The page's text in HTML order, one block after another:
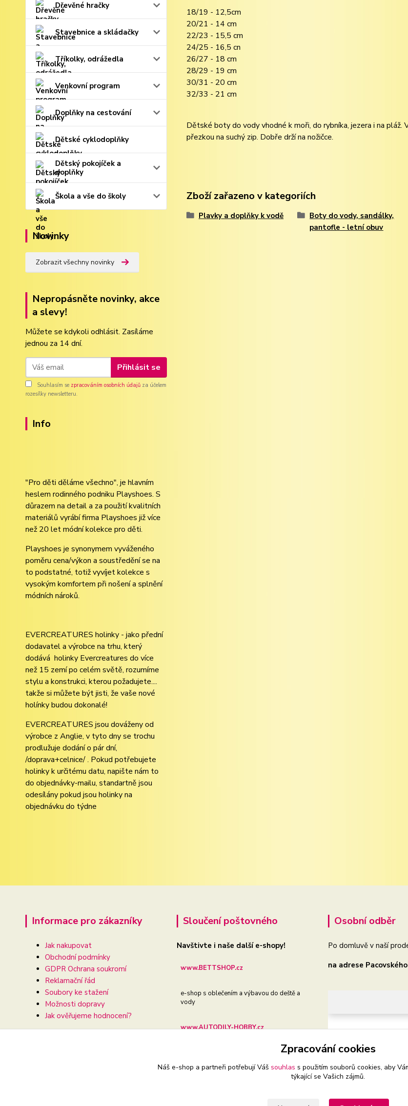
Dřevěné hračky
Stavebnice a skládačky
Tříkolky, odrážedla
Venkovní program
Doplňky na cestování
Dětské cyklodoplňky
Dětský pokojíček a
doplňky
Škola a vše do školy
Novinky
Zobrazit všechny novinky
Nepropásněte novinky, akce
a slevy!
Můžete se kdykoli odhlásit. Zasíláme
jednou za 14 dní.
Přihlásit se
Souhlasím se zpracováním osobních údajů za účelem
rozesílky newsletteru.
Info
"Pro děti děláme všechno", je hlavním
heslem rodinného podniku Playshoes. S
důrazem na detail a za použití kvalitních
materiálů vyrábí firma Playshoes již více
než 20 let módní kolekce pro děti.
Playshoes je synonymem vyváženého
poměru cena/výkon a soustředění se na
to podstatné, totiž vyvíjet kolekce s
vysokým komfortem při nošení a splnění
módních nároků.
EVERCREATURES holinky - jako přední
dodavatel a výrobce na trhu, který
dodává holinky Evercreatures do více
než 15 zemí po celém světě, rozumíme
stylu a konstrukci, kterou požadujete....
takže si můžete být jisti, že vaše nové
holínky budou dokonalé!
EVERCREATURES jsou dováženy od
výrobce z Anglie, v tyto dny se trochu
prodlužuje dodání o pár dní,
/doprava+celnice/ . Pokud potřebujete
holinky k určitému datu, napište nám to
do objednávky-mailu, standartně jsou
odesílány pokud jsou holinky na
objednávku do týdne
18/19 - 12,5cm
20/21 - 14 cm
22/23 - 15,5 cm
24/25 - 16,5 cn
26/27 - 18 cm
28/29 - 19 cm
30/31 - 20 cm
32/33 - 21 cm
Dětské boty do vody vhodné k moři, do rybníka, jezera i na
přezkou na suchý zip. Dobře drží na nožičce.
Zboží zařazeno v kategoriích
Plavky a doplňky k vodě
Boty do vody, sandálky,
pantofle - letní obuv
Informace pro zákazníky
Jak nakupovat
Obchodní podmínky
GDPR Ochrana soukromí
Reklamační řád
Soubory ke stažení
Možnosti dopravy
Jak ověřujeme hodnocení?
Sloučení poštovného
Navštivte i naše další e-shopy!
www.BETTSHOP.cz
e-shop s oblečením a výbavou do deště a
vody
www.AUTODILY-HOBBY.cz
e-shop pro vaše auto, dílnu i zahradu
Osobní odběr
Po domluvě v naší
na adrese
Zpracování cookies
Náš e-shop a partneři potřebují Váš souhlas s použitím souborů cookies, aby
týkající se Vašich zájmů.